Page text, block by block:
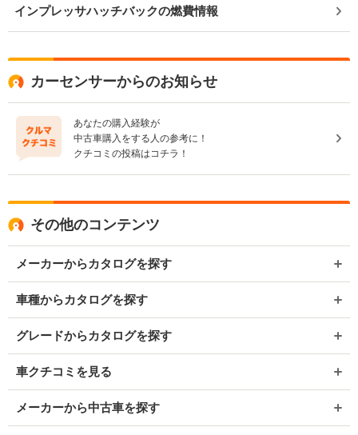
インプレッサハッチバックの燃費情報
カーセンサーからのお知らせ
あなたの購入経験が
中古車購入をする人の参考に！
クチコミの投稿はコチラ！
その他のコンテンツ
メーカーからカタログを探す
車種からカタログを探す
グレードからカタログを探す
車クチコミを見る
メーカーから中古車を探す